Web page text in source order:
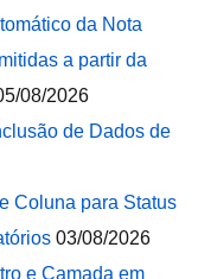
da Nota
a partir da
08/2026
de Dados de
Coluna para Status
03/08/2026
e Camada em